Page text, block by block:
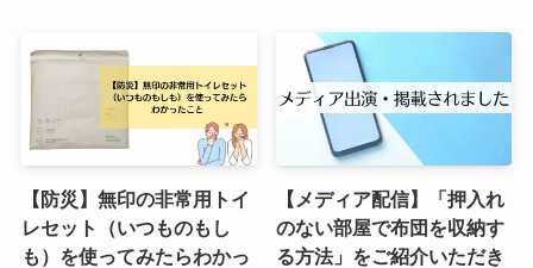
【防災】無印の非常用トイ
レセット（いつものもし
も）を使ってみたらわかっ
【メディア配信】「押入れ
のない部屋で布団を収納す
る方法」をご紹介いただき